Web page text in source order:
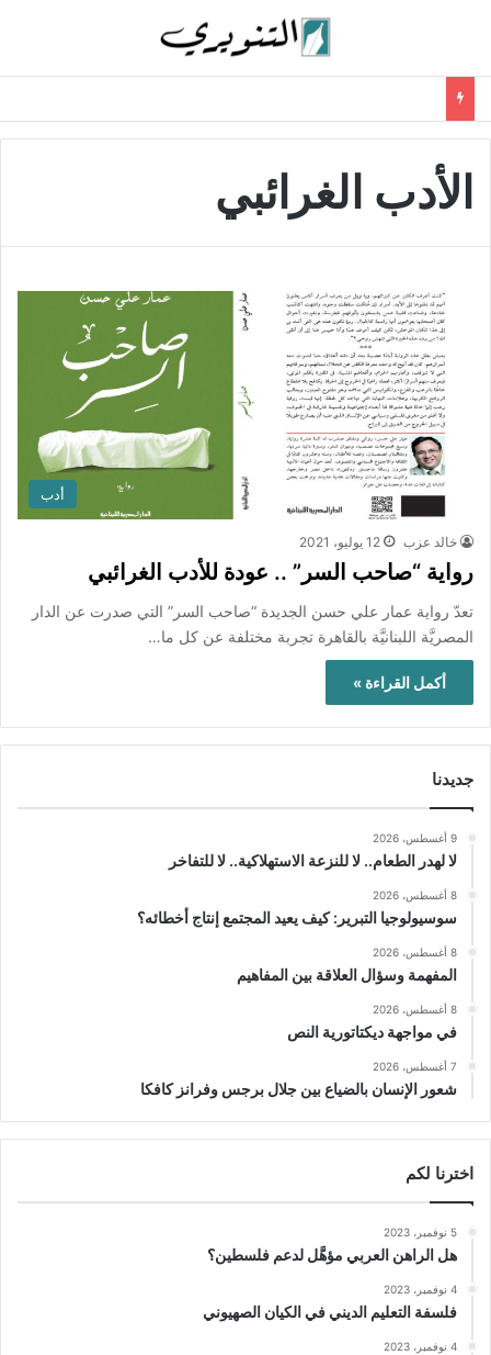
الأدب الغرائبي
أدب
خالد عزب 12 يوليو، 2021
رواية “صاحب السر” .. عودة للأدب الغرائبي
تعدّ رواية عمار علي حسن الجديدة “صاحب السر” التي صدرت عن الدار
المصريَّة اللبنانيَّة بالقاهرة تجربة مختلفة عن كل ما…
أكمل القراءة »
جديدنا
9 أغسطس، 2026
لا لهدر الطعام.. لا للنزعة الاستهلاكية.. لا للتفاخر
8 أغسطس، 2026
سوسيولوجيا التبرير: كيف يعيد المجتمع إنتاج أخطائه؟
8 أغسطس، 2026
المفهمة وسؤال العلاقة بين المفاهيم
8 أغسطس، 2026
في مواجهة ديكتاتورية النص
7 أغسطس، 2026
شعور الإنسان بالضياع بين جلال برجس وفرانز كافكا
اخترنا لكم
5 نوفمبر، 2023
هل الراهن العربي مؤهَّل لدعم فلسطين؟
4 نوفمبر، 2023
فلسفة التعليم الديني في الكيان الصهيوني
4 نوفمبر، 2023